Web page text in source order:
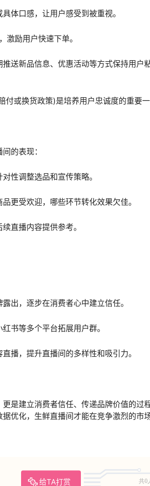
体口感，让用户感受到被重视。
激励用户快速下单。
送新品信息、优惠活动等方式保持用户
或换货政策)是培养用户忠诚度的重要一
的表现：
性调整选品和宣传策略。
更受欢迎，哪些环节转化效果欠佳。
直播内容提供参考。
出，逐步在消费者心中建立信任。
书等多个平台拓展用户群。
播，提升直播间的多样性和吸引力。
是建立消费者信任、传递品牌价值的过程
优化，生鲜直播间才能在竞争激烈的市
给TA打赏 共0